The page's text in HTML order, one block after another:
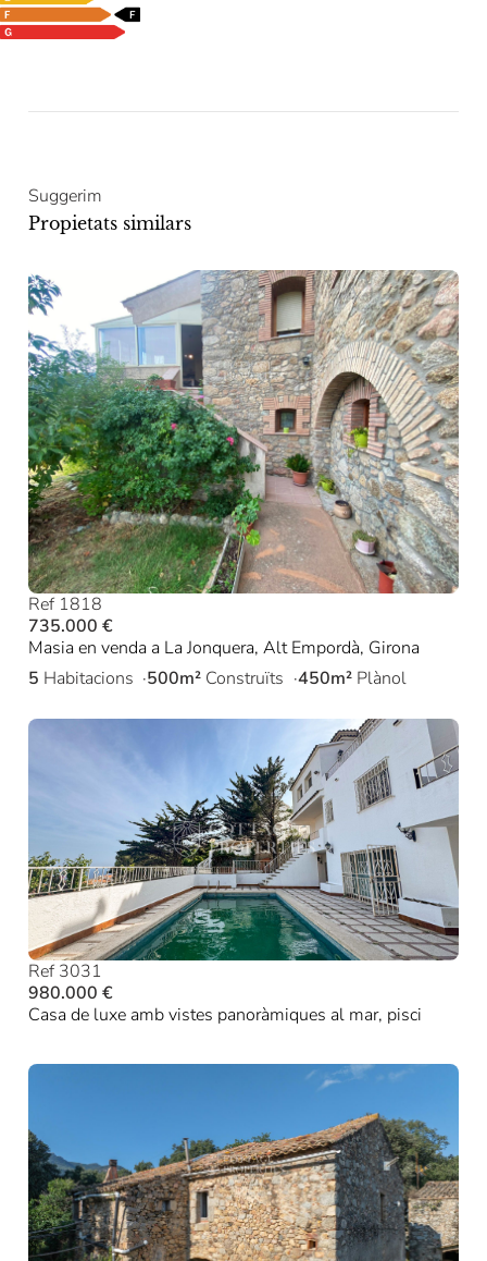
Suggerim
Propietats similars
Ref 1818
735.000 €
Masia en venda a La Jonquera, Alt Empordà, Girona
5 Habitacions 500m² Construïts 450m² Plànol
Ref 3031
980.000 €
Casa de luxe amb vistes panoràmiques al mar, pisci